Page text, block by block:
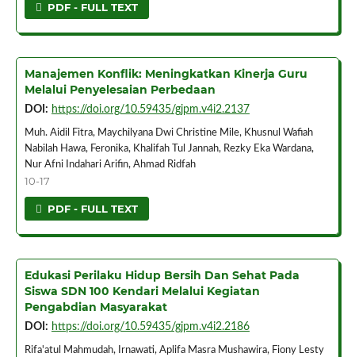
PDF - FULL TEXT
Manajemen Konflik: Meningkatkan Kinerja Guru
Melalui Penyelesaian Perbedaan
DOI: https://doi.org/10.59435/gjpm.v4i2.2137
Muh. Aidil Fitra, Maychilyana Dwi Christine Mile, Khusnul Wafiah
Nabilah Hawa, Feronika, Khalifah Tul Jannah, Rezky Eka Wardana,
Nur Afni Indahari Arifin, Ahmad Ridfah
10-17
PDF - FULL TEXT
Edukasi Perilaku Hidup Bersih Dan Sehat Pada
Siswa SDN 100 Kendari Melalui Kegiatan
Pengabdian Masyarakat
DOI: https://doi.org/10.59435/gjpm.v4i2.2186
Rifa'atul Mahmudah, Irnawati, Aplifa Masra Mushawira, Fiony Lesty